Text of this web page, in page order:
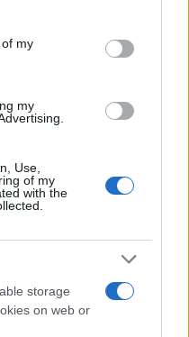
in below Google
my
my
Use,
of my
with the
storage
on web or
szankcióit
amely
amerikai
Ez
hogy a
Macron
amerikaikkal